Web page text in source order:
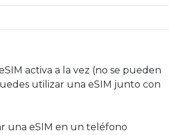
activa a la vez (no se pueden
utilizar una eSIM junto con
una eSIM en un teléfono